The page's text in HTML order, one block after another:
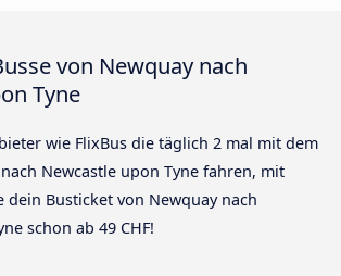
von Newquay nach
Tyne
wie FlixBus die täglich 2 mal mit dem
Newcastle upon Tyne fahren, mit
dein Busticket von Newquay nach
schon ab 49 CHF!